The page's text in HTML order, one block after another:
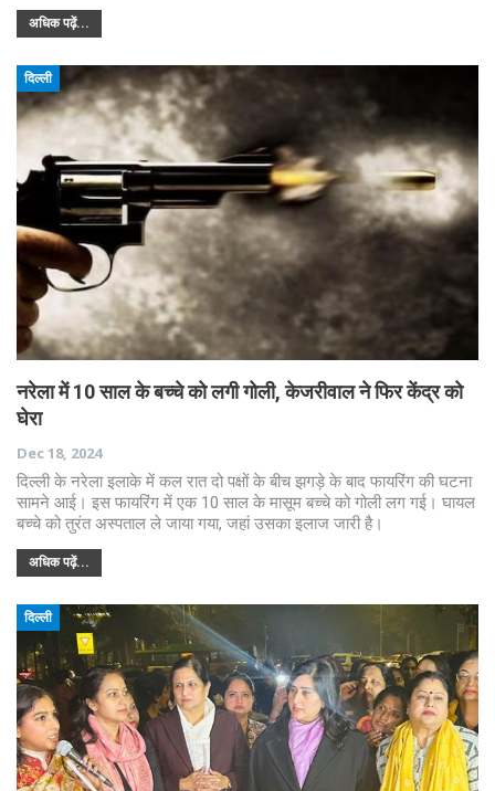
अधिक पढ़ें...
दिल्ली
नरेला में 10 साल के बच्चे को लगी गोली, केजरीवाल ने फिर केंद्र को
घेरा
Dec 18, 2024
दिल्ली के नरेला इलाके में कल रात दो पक्षों के बीच झगड़े के बाद फायरिंग की घटना
सामने आई। इस फायरिंग में एक 10 साल के मासूम बच्चे को गोली लग गई। घायल
बच्चे को तुरंत अस्पताल ले जाया गया, जहां उसका इलाज जारी है।
अधिक पढ़ें...
दिल्ली